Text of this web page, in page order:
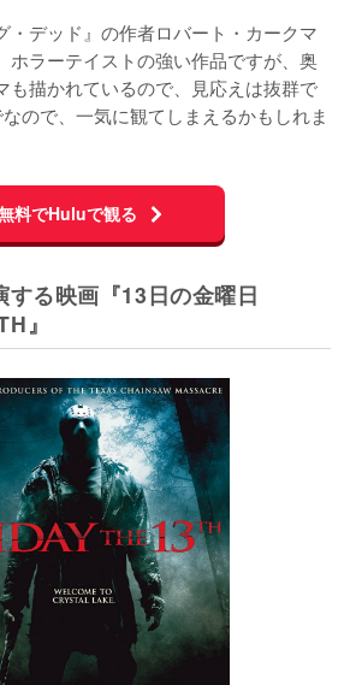
・デッド』の作者ロバート・カークマ
ホラーテイストの強い作品ですが、奥
も描かれているので、見応えは抜群で
ので、一気に観てしまえるかもしれま
料でHuluで観る
する映画『13日の金曜日
』